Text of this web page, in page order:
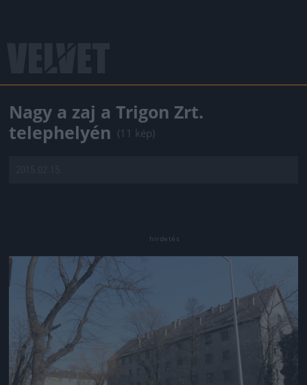
Nagy a zaj a Trigon Zrt.
telephelyén (11 kép)
Jön még kép!